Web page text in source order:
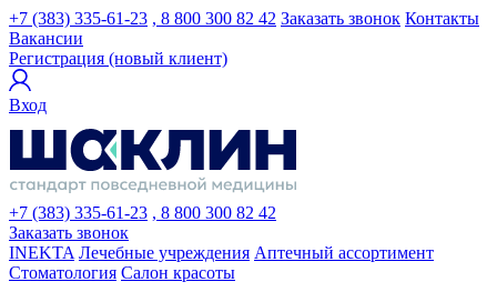
+7 (383) 335-61-23 , 8 800 300 82 42 Заказать звонок Контакты
Вакансии
Регистрация (новый клиент)
Вход
+7 (383) 335-61-23 , 8 800 300 82 42
Заказать звонок
INEKTA Лечебные учреждения Аптечный ассортимент
Стоматология Салон красоты